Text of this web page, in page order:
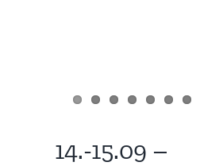
14.-15.09 –